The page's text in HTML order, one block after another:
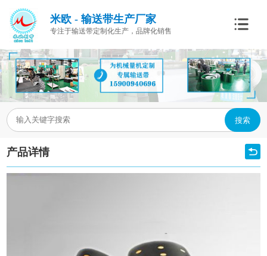
米欧 - 输送带生产厂家
专注于输送带定制化生产，品牌化销售
搜索
产品详情